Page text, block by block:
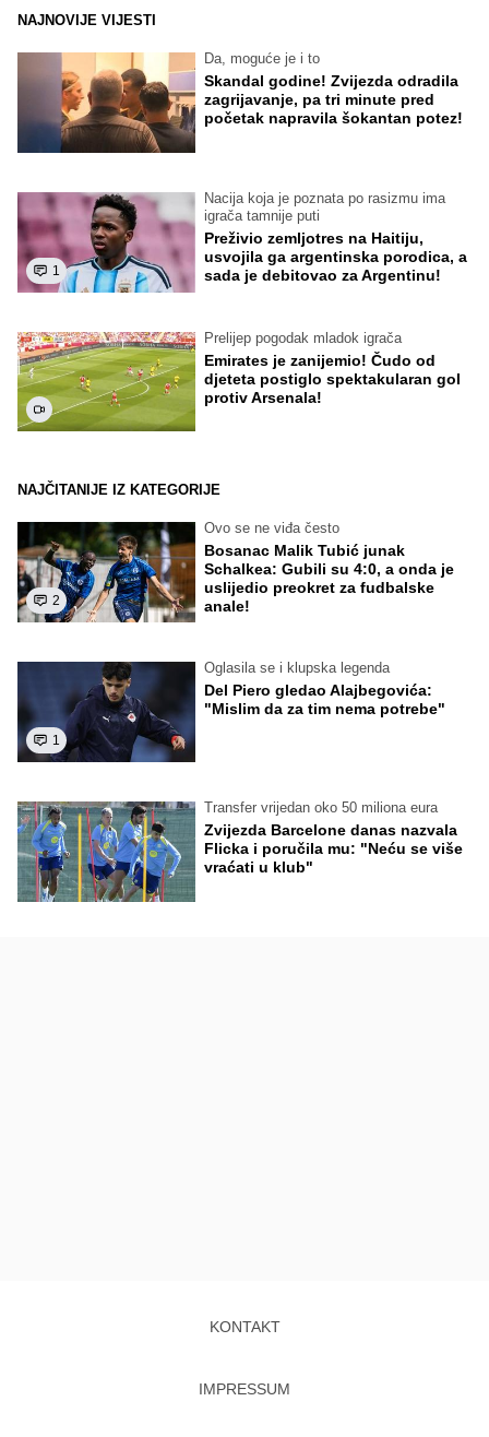
NAJNOVIJE VIJESTI
Da, moguće je i to
Skandal godine! Zvijezda odradila
zagrijavanje, pa tri minute pred
početak napravila šokantan potez!
1
Nacija koja je poznata po rasizmu ima
igrača tamnije puti
Preživio zemljotres na Haitiju,
usvojila ga argentinska porodica, a
sada je debitovao za Argentinu!
Prelijep pogodak mladok igrača
Emirates je zanijemio! Čudo od
djeteta postiglo spektakularan gol
protiv Arsenala!
NAJČITANIJE IZ KATEGORIJE
2
Ovo se ne viđa često
Bosanac Malik Tubić junak
Schalkea: Gubili su 4:0, a onda je
uslijedio preokret za fudbalske
anale!
1
Oglasila se i klupska legenda
Del Piero gledao Alajbegovića:
"Mislim da za tim nema potrebe"
Transfer vrijedan oko 50 miliona eura
Zvijezda Barcelone danas nazvala
Flicka i poručila mu: "Neću se više
vraćati u klub"
KONTAKT
IMPRESSUM